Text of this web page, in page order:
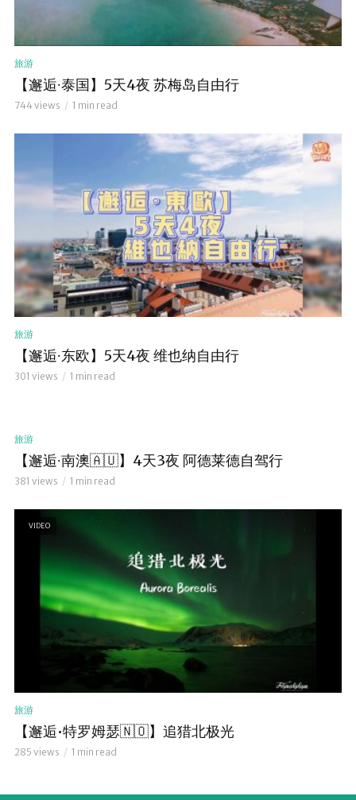
旅游
【邂逅∙泰国】5天4夜 苏梅岛自由行
744 views 1 min read
旅游
【邂逅∙东欧】5天4夜 维也纳自由行
301 views 1 min read
旅游
【邂逅∙南澳🇦🇺】4天3夜 阿德莱德自驾行
381 views 1 min read
VIDEO
旅游
【邂逅•特罗姆瑟🇳🇴】追猎北极光
285 views 1 min read